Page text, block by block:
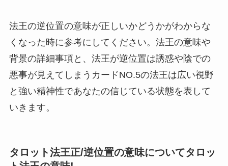
法王の逆位置の意味が正しいかどうかがわからな
くなった時に参考にしてください。法王の意味や
背景の詳細事項と、法王が逆位置は誘惑や陰での
悪事が見えてしまうカードNO.5の法王は広い視野
と強い精神性であなたの信じている状態を表して
いきます。
タロット法王正/逆位置の意味についてタロッ